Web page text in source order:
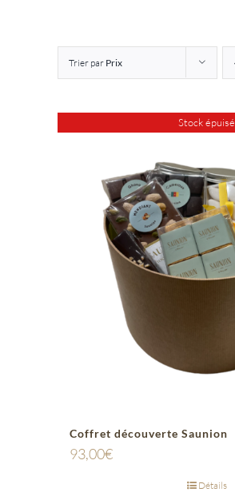
Trier par Prix
Stock épuisé
Coffret découverte Saunion
93,00€
Détails